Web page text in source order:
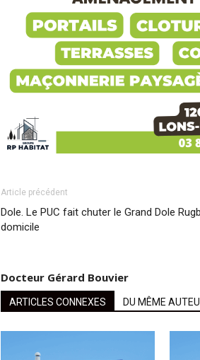
Article précédent
Dole. Le PUC fait chuter le Grand Dole
domicile
Docteur Gérard Bouvier
ARTICLES CONNEXES DU MÊME